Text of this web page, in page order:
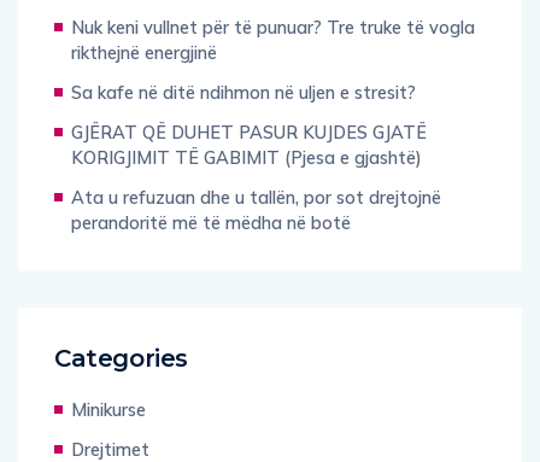
Nuk keni vullnet për të punuar? Tre truke të vogla
rikthejnë energjinë
Sa kafe në ditë ndihmon në uljen e stresit?
GJËRAT QË DUHET PASUR KUJDES GJATË
KORIGJIMIT TË GABIMIT (Pjesa e gjashtë)
Ata u refuzuan dhe u tallën, por sot drejtojnë
perandoritë më të mëdha në botë
Categories
Minikurse
Drejtimet